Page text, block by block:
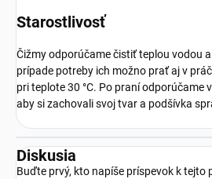
Starostlivosť
Čižmy odporúčame čistiť teplou vodou
prípade potreby ich možno prať aj v
pri teplote 30 °C. Po praní odporúčame
aby si zachovali svoj tvar a podšívka
Diskusia
Buďte prvý, kto napíše príspevok k tejto